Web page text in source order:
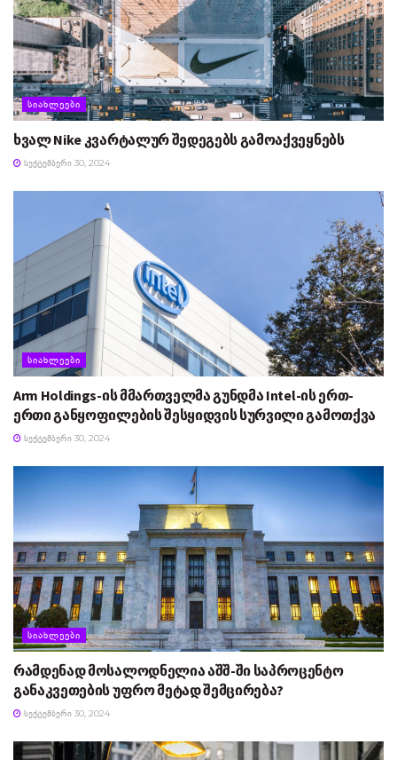
ᲡᲘᲐᲮᲚᲔᲔᲑᲘ
ხვალ Nike კვარტალურ შედეგებს გამოაქვეყნებს
ᲡᲔᲥᲢᲔᲛᲑᲔᲠᲘ 30, 2024
ᲡᲘᲐᲮᲚᲔᲔᲑᲘ
Arm Holdings-ის მმართველმა გუნდმა Intel-ის ერთ-
ერთი განყოფილების შესყიდვის სურვილი გამოთქვა
ᲡᲔᲥᲢᲔᲛᲑᲔᲠᲘ 30, 2024
ᲡᲘᲐᲮᲚᲔᲔᲑᲘ
რამდენად მოსალოდნელია აშშ-ში საპროცენტო
განაკვეთების უფრო მეტად შემცირება?
ᲡᲔᲥᲢᲔᲛᲑᲔᲠᲘ 30, 2024